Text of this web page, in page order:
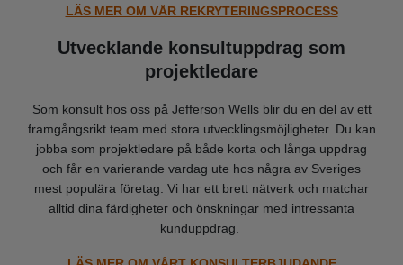
LÄS MER OM VÅR REKRYTERINGSPROCESS
Utvecklande konsultuppdrag som
projektledare
Som konsult hos oss på Jefferson Wells blir du en del av ett
framgångsrikt team med stora utvecklingsmöjligheter. Du kan
jobba som projektledare på både korta och långa uppdrag
och får en varierande vardag ute hos några av Sveriges
mest populära företag. Vi har ett brett nätverk och matchar
alltid dina färdigheter och önskningar med intressanta
kunduppdrag.